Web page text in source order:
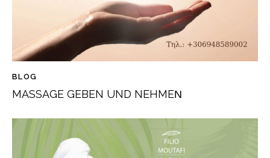
BLOG
MASSAGE GEBEN UND NEHMEΝ